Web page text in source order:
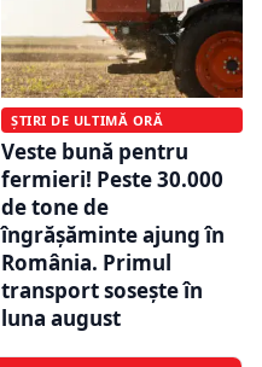
ȘTIRI DE ULTIMĂ ORĂ
Veste bună pentru
fermieri! Peste 30.000
de tone de
îngrășăminte ajung în
România. Primul
transport sosește în
luna august